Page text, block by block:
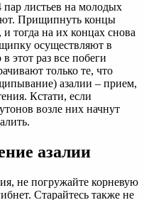
пар листьев на молодых
Прищипнуть концы
тогда на их концах снова
осуществляют в
этот раз все побеги
только те, что
азалии – прием,
Кстати, если
возле них начнут
азалии
не погружайте корневую
Старайтесь также не